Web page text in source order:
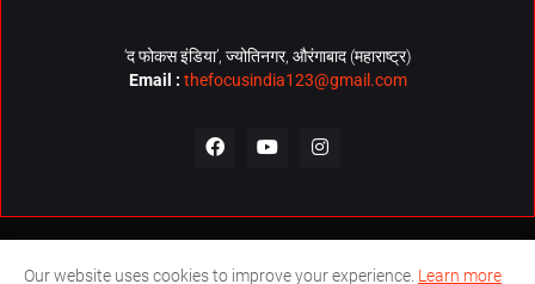
‘द फोकस इंडिया’, ज्योतिनगर, औरंगाबाद (महाराष्ट्र)
Email : thefocusindia123@gmail.com
About Us Contact Us The Focus India Policy
Our website uses cookies to improve your experience. Learn more